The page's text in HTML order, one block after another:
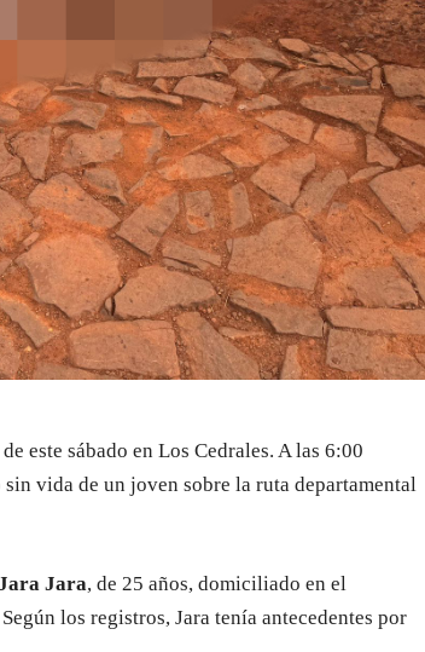
este sábado en Los Cedrales. A las 6:00
vida de un joven sobre la ruta departamental
Jara, de 25 años, domiciliado en el
los registros, Jara tenía antecedentes por